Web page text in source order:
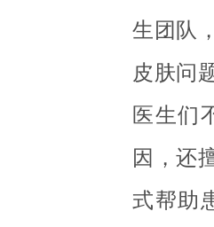
生团队
皮肤问
医生们
因，还
式帮助